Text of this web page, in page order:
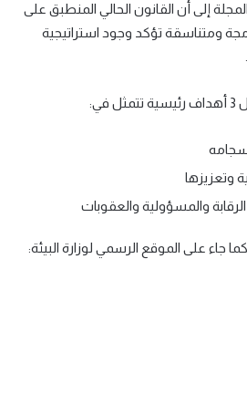
إلى أن القانون الحالي المنطبق على
ومتناسقة تؤكد وجود استراتيجية
وتعزيزها
والمسؤولية والعقوبات
جاء على الموقع الرسمي لوزارة البيئة: